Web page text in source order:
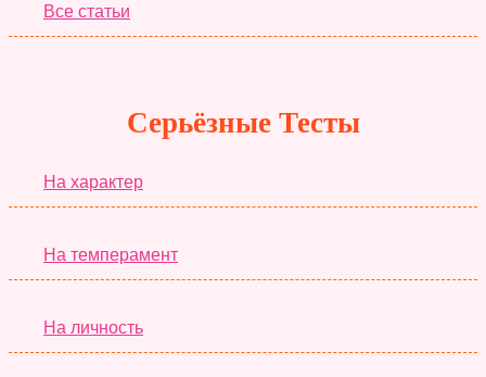
Все статьи
Серьёзные Тесты
На характер
На темперамент
На личность